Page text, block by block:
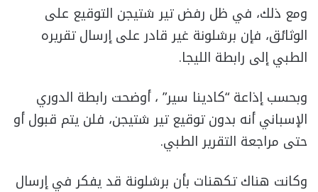
ومع ذلك، في ظل رفض تير شتيجن التوقيع على
الوثائق، فإن برشلونة غير قادر على إرسال تقريره
الطبي إلى رابطة الليجا.
وبحسب إذاعة “كادينا سير” ، أوضحت رابطة الدوري
الإسباني أنه بدون توقيع تير شتيجن، فلن يتم قبول أو
حتى مراجعة التقرير الطبي.
وكانت هناك تكهنات بأن برشلونة قد يفكر في إرسال